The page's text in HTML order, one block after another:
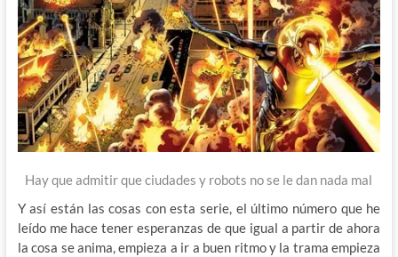
Hay que admitir que ciudades y robots no se le dan nada mal
Y así están las cosas con esta serie, el último número que he
leído me hace tener esperanzas de que igual a partir de ahora
la cosa se anima, empieza a ir a buen ritmo y la trama empieza